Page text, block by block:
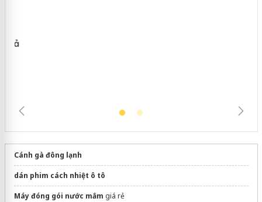
Cánh gà đông lạnh
dán phim cách nhiệt ô tô
Máy đóng gói nước mắm giá rẻ